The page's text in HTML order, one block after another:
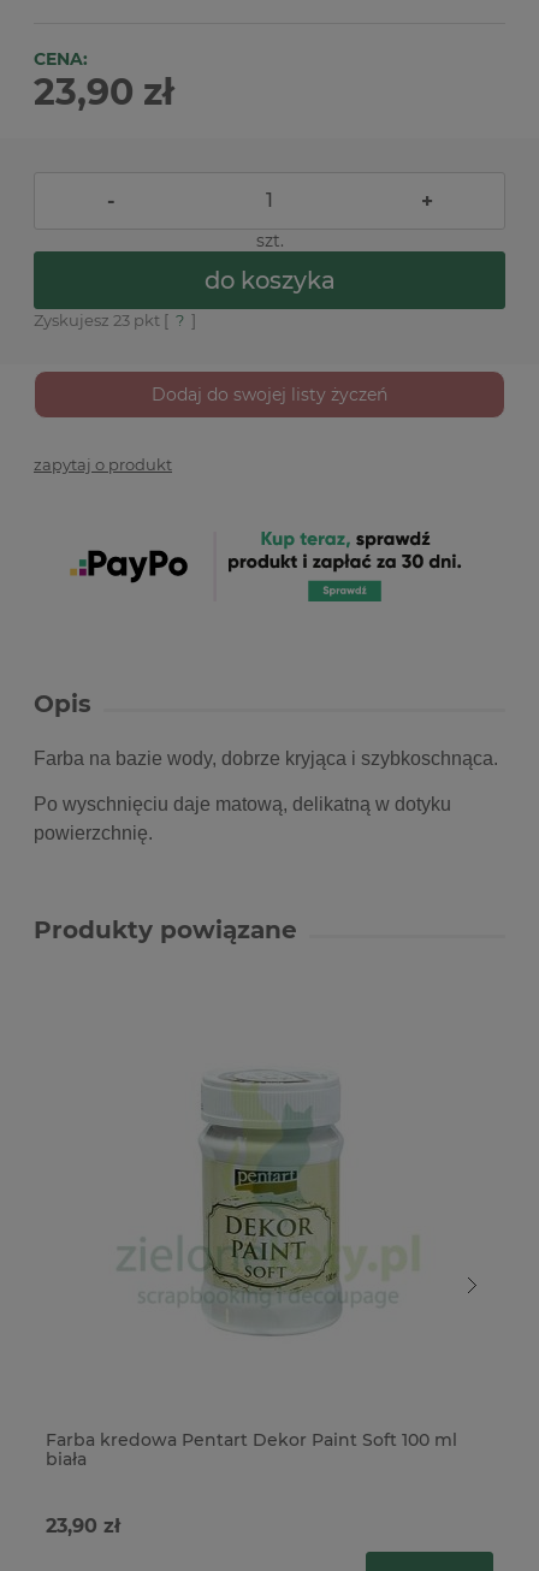
CENA:
23,90 zł
- +
szt.
do koszyka
Zyskujesz 23 pkt [ ? ]
Dodaj do swojej listy życzeń
zapytaj o produkt
Opis
Farba na bazie wody, dobrze kryjąca i szybkoschnąca.
Po wyschnięciu daje matową, delikatną w dotyku
powierzchnię.
Produkty powiązane
Farba kredowa Pentart Dekor Paint Soft 100 ml
biała
23,90 zł